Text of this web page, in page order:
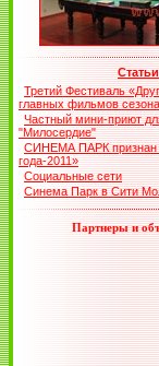
Статьи
Третий Фестиваль
главных фильмов сезона
Частный мини-приют
"Милосердие"
СИНЕМА ПАРК признан
года-2011»
Социальные сети
Синема Парк в Сити
Партнеры и